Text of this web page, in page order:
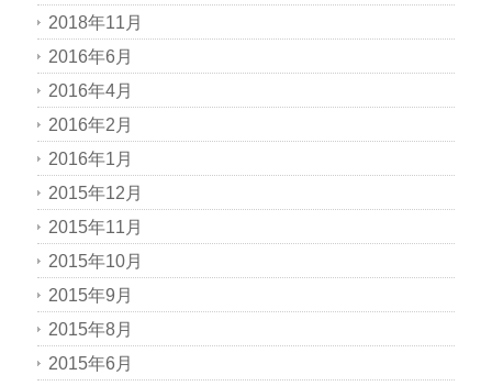
2018年11月
2016年6月
2016年4月
2016年2月
2016年1月
2015年12月
2015年11月
2015年10月
2015年9月
2015年8月
2015年6月